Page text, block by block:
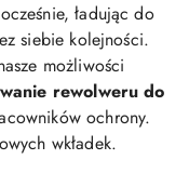
ładując do
siebie kolejności.
możliwości
rewolweru do
ochrony.
wkładek.